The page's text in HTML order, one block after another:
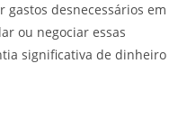
gastos desnecessários em
ou negociar essas
significativa de dinheiro